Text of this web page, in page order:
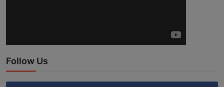
Follow Us